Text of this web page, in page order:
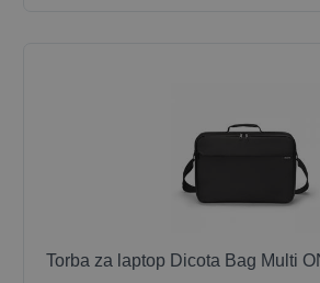
Torba za laptop Dicota Bag Multi